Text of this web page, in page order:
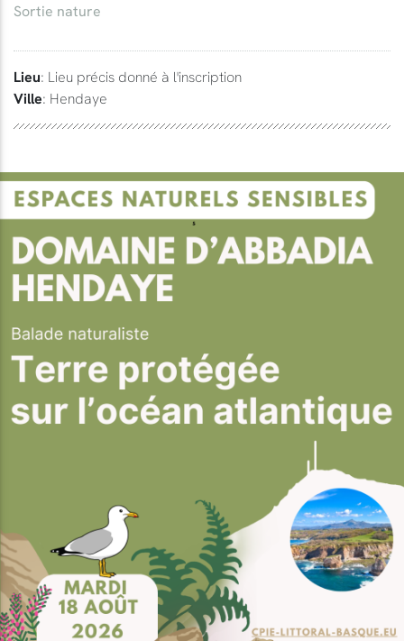
Sortie nature
Lieu: Lieu précis donné à l'inscription
Ville: Hendaye